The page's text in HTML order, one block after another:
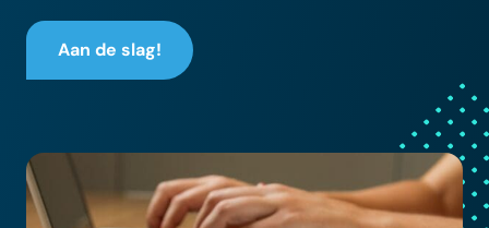
Aan de slag!